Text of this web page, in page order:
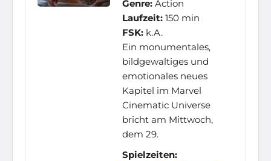
Genre: Action
Laufzeit: 150 min
FSK: k.A.
Ein monumentales,
bildgewaltiges und
emotionales neues
Kapitel im Marvel
Cinematic Universe
bricht am Mittwoch,
dem 29.
Spielzeiten: